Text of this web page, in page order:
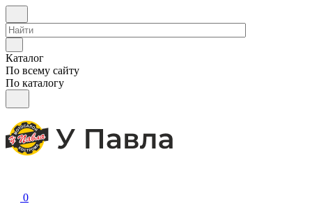
Каталог
По всему сайту
По каталогу
0